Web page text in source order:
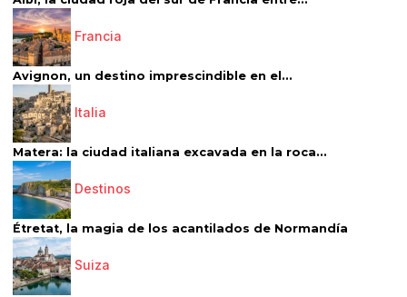
Francia
Avignon, un destino imprescindible en el...
Italia
Matera: la ciudad italiana excavada en la roca...
Destinos
Étretat, la magia de los acantilados de Normandía
Suiza